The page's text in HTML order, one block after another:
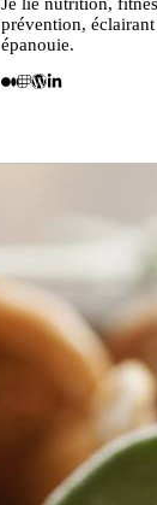
prévention,
épanouie.